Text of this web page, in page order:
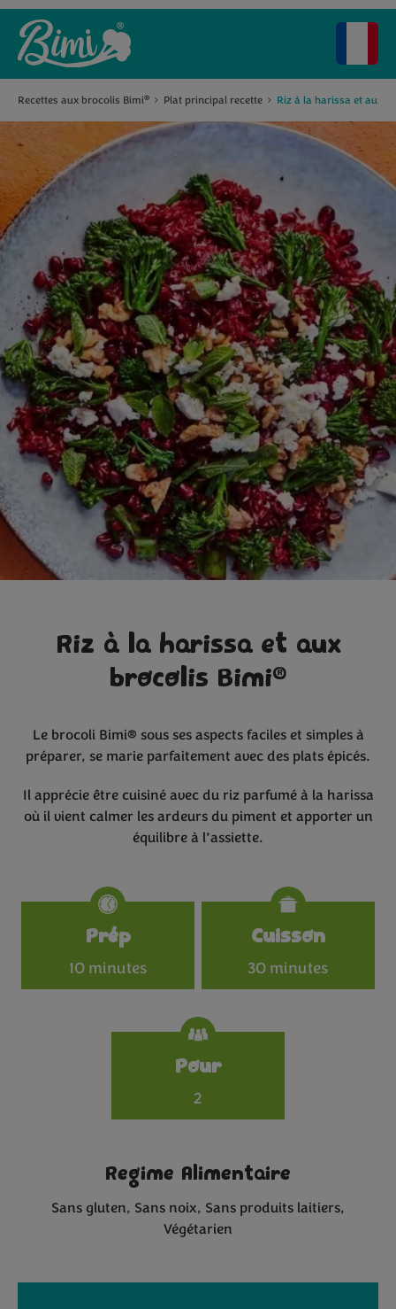
Recettes aux brocolis Bimi® Plat principal recette Riz à la harissa et aux
Riz à la harissa et aux
brocolis Bimi®
Le brocoli Bimi® sous ses aspects faciles et simples à
préparer, se marie parfaitement avec des plats épicés.
Il apprécie être cuisiné avec du riz parfumé à la harissa
où il vient calmer les ardeurs du piment et apporter un
équilibre à l’assiette.
Specifications
Prép
10 minutes
Cuisson
30 minutes
Pour
2
Regime Alimentaire
Sans gluten Sans noix Sans produits laitiers
Végétarien